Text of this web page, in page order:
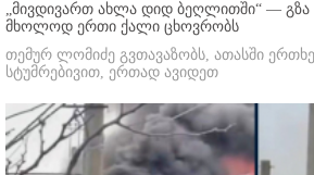
„მივდივართ ახლა დიდ ბეღლითში“ —
მხოლოდ ერთი ქალი ცხოვრობს
თემურ ლომიძე გვთავაზობს, ათასში
სტუმრებივით, ერთად ავიდეთ